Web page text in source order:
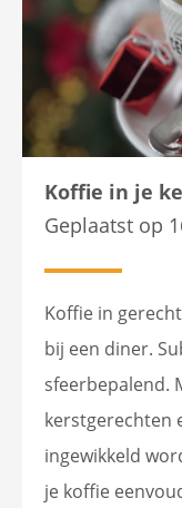
Koffie in je
Geplaatst op
Koffie in
bij een diner.
sfeerbepalend.
kerstgerechten
ingewikkeld
je koffie